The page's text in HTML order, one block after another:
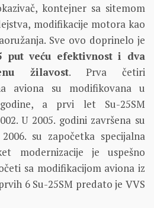
kontejner sa sitemom
modifikacije motora kao
Sve ovo doprinelo je
put veću efektivnost i dva
žilavost. Prva četiri
aviona su modifikovana u
a prvi let Su-25SM
U 2005. godini završena su
su započetka specijalna
modernizacije je uspešno
sa modifikacijom aviona iz
6 Su-25SM predato je VVS